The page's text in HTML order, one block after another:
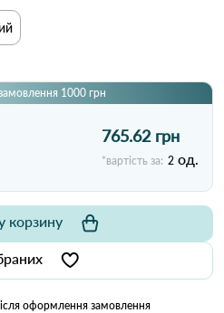
1000 грн
765.62 грн
*вартість за: 2 од.
корзину
оформлення замовлення